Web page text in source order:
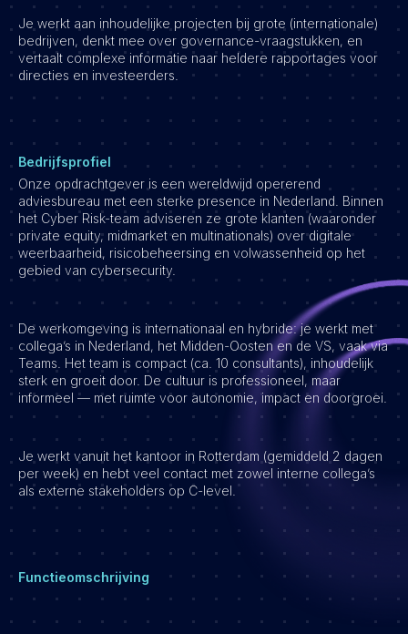
Specialistische techrollen
Support
Operations & HR
Werken bij Haystack People
Jobmarketing
Contact
Vacatures
Je werkt aan inhoudelijke projecten bij grote (internationale)
bedrijven, denkt mee over governance-vraagstukken, en
vertaalt complexe informatie naar heldere rapportages voor
directies en investeerders.
Bedrijfsprofiel
Onze opdrachtgever is een wereldwijd opererend
adviesbureau met een sterke presence in Nederland. Binnen
het Cyber Risk-team adviseren ze grote klanten (waaronder
private equity, midmarket en multinationals) over digitale
weerbaarheid, risicobeheersing en volwassenheid op het
gebied van cybersecurity.
De werkomgeving is internationaal en hybride: je werkt met
collega’s in Nederland, het Midden-Oosten en de VS, vaak via
Teams. Het team is compact (ca. 10 consultants), inhoudelijk
sterk en groeit door. De cultuur is professioneel, maar
informeel — met ruimte voor autonomie, impact en doorgroei.
Je werkt vanuit het kantoor in Rotterdam (gemiddeld 2 dagen
per week) en hebt veel contact met zowel interne collega’s
als externe stakeholders op C-level.
Functieomschrijving